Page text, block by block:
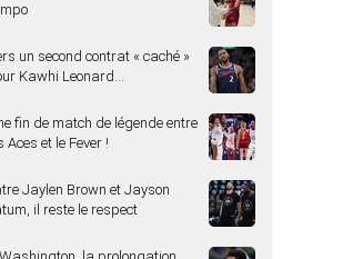
un second contrat « caché »
Kawhi Leonard…
fin de match de légende entre
Aces et le Fever !
Jaylen Brown et Jayson
il reste le respect